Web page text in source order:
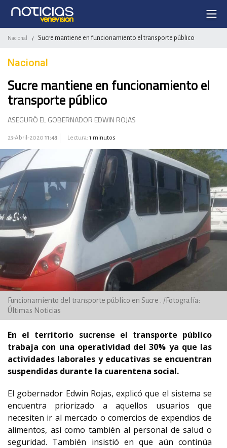
Nacional / Sucre mantiene en funcionamiento el transporte público
Nacional
Sucre mantiene en funcionamiento el
transporte público
ASEGURÓ EL GOBERNADOR EDWIN ROJAS
23-Abril-2020 11:43 Lectura: 1 minutos
Funcionamiento del transporte público en Sucre . /Fotografía:
Últimas Noticias
En el territorio sucrense el transporte público
trabaja con una operatividad del 30% ya que las
actividades laborales y educativas se encuentran
suspendidas durante la cuarentena social.
El gobernador Edwin Rojas, explicó que el sistema se
encuentra priorizado a aquellos usuarios que
necesiten ir al mercado o comercios de expendios de
alimentos, así como también al personal de salud o
seguridad. También insistió en que aún continúa